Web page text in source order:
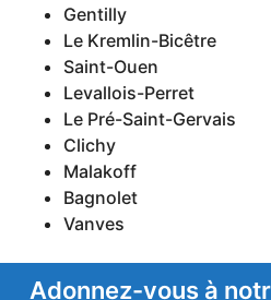
Gentilly
Le Kremlin-Bicêtre
Saint-Ouen
Levallois-Perret
Le Pré-Saint-Gervais
Clichy
Malakoff
Bagnolet
Vanves
Adonnez-vous à